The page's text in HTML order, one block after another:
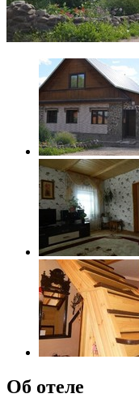
Об отеле